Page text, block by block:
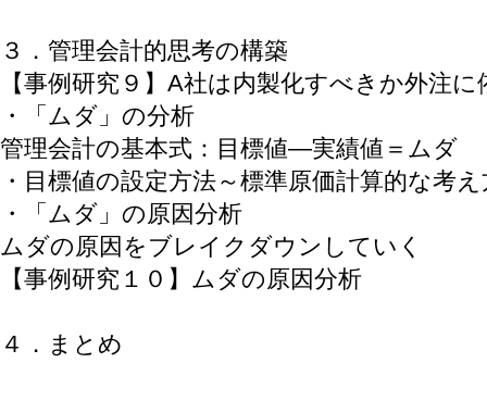
３．管理会計的思考の構築
【事例研究９】A社は内製化すべきか外注
・「ムダ」の分析
管理会計の基本式：目標値―実績値＝ムダ
・目標値の設定方法～標準原価計算的な考え
・「ムダ」の原因分析
ムダの原因をブレイクダウンしていく
【事例研究１０】ムダの原因分析
４．まとめ